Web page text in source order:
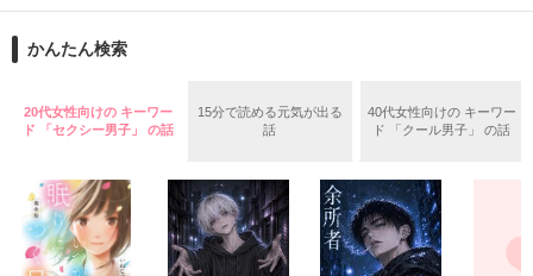
リリィ・ロゼッタ侯爵令嬢
透き通るほど白い肌と華奢の手足
ギル・レイヴン公爵
目が覚めたら、自分の隣に知らない男が眠っていた。
朝の鍛錬が迫っていて置いていったが……
鍛錬後の業務中に遭遇、彼はあの近衛騎士団長だと判明した。
「そうだな……黙ってはおいてやろう。だが、何でもするとい
う言葉は言わないほうがいい」
かんたん検索
20代女性向けの キーワー
ド 「セクシー男子」 の話
15分で読める元気が出る
話
40代女性向けの キーワー
ド 「クール男子」 の話